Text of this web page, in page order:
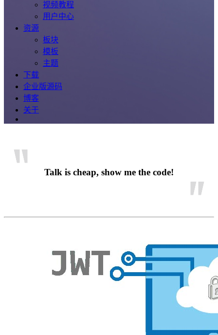
视频教程
用户中心
资源
板块
模板
主题
下载
企业版源码
博客
关于
Talk is cheap, show me the code!